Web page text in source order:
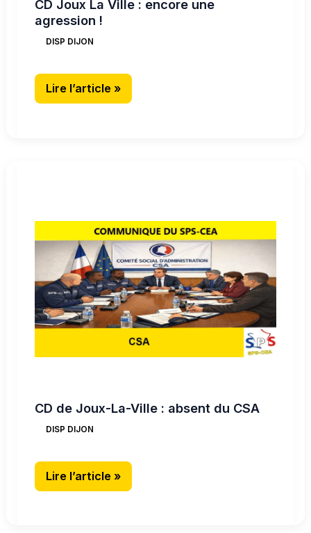
CD Joux La Ville : encore une
agression !
DISP DIJON
Lire l’article »
CD de Joux-La-Ville : absent du CSA
DISP DIJON
Joux-
La-
Ville
:
absent
du
Lire l’article »